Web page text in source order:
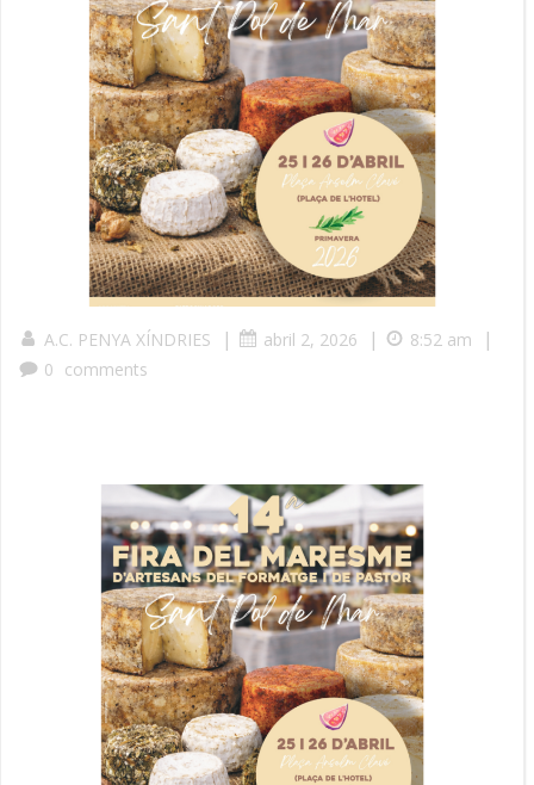
A.C. PENYA XÍNDRIES | abril 2, 2026 | 8:52 am |
0 comments